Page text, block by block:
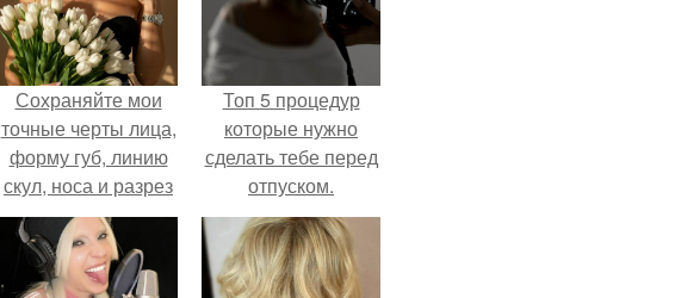
Сохраняйте мои
точные черты лица,
форму губ, линию
скул, носа и разрез
глаз.
Топ 5 процедур
которые нужно
сделать тебе перед
отпуском.